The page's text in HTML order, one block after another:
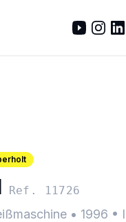
Ref. 11726
• 1996 •